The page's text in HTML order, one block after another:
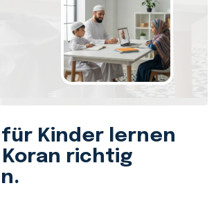
für Kinder lernen
richtig